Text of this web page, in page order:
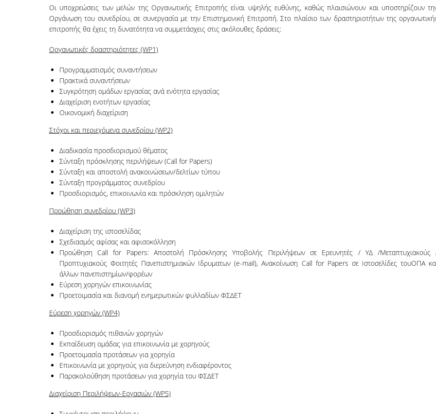
Οι υποχρεώσεις των μελών της Οργανωτικής Επιτροπής είναι υψηλής ευθύνης, καθώς πλαισιώνουν και υποστηρίζουν
Οργάνωση του συνεδρίου, σε συνεργασία με την Επιστημονική Επιτροπή. Στο πλαίσιο των δραστηριοτήτων της
επιτροπής θα έχεις τη δυνατότητα να συμμετάσχεις στις ακόλουθες δράσεις:
Οργανωτικές δραστηριότητες (WP1)
Προγραμματισμός συναντήσεων
Πρακτικά συναντήσεων
Συγκρότηση ομάδων εργασίας ανά ενότητα εργασίας
Διαχείριση ενοτήτων εργασίας
Οικονομική διαχείριση
Στόχοι και περιεχόμενα συνεδρίου (WP2)
Διαδικασία προσδιορισμού θέματος
Σύνταξη πρόσκλησης περιλήψεων (Call for Papers)
Σύνταξη και αποστολή ανακοινώσεων/δελτίων τύπου
Σύνταξη προγράμματος συνεδρίου
Προσδιορισμός, επικοινωνία και πρόσκληση ομιλητών
Προώθηση συνεδρίου (WP3)
Διαχείριση της ιστοσελίδας
Σχεδιασμός αφίσας και αφισοκόλληση
Προώθηση Call for Papers: Αποστολή Πρόσκλησης Υποβολής Περιλήψεων σε Ερευνητές / ΥΔ /Μεταπτυχιακούς
Προπτυχιακούς Φοιτητές Πανεπιστημιακών Ιδρυματων (e-mail), Ανακοίνωση Call for Papers σε Ιστοσελίδες τουΟΠΑ
άλλων πανεπιστημίων/φορέων
Εύρεση χορηγών επικοινωνίας
Προετοιμασία και διανομή ενημερωτικών φυλλαδίων ΦΣΔΕΤ
Εύρεση χορηγών (WP4)
Προσδιορισμός πιθανών χορηγών
Εκπαίδευση ομάδας για επικοινωνία με χορηγούς
Προετοιμασία προτάσεων για χορηγία
Επικοινωνία με χορηγούς για διερεύνηση ενδιαφέροντος
Παρακολούθηση προτάσεων για χορηγία του ΦΣΔΕΤ
Διαχείριση Περιλήψεων-Εργασιών (WP5)